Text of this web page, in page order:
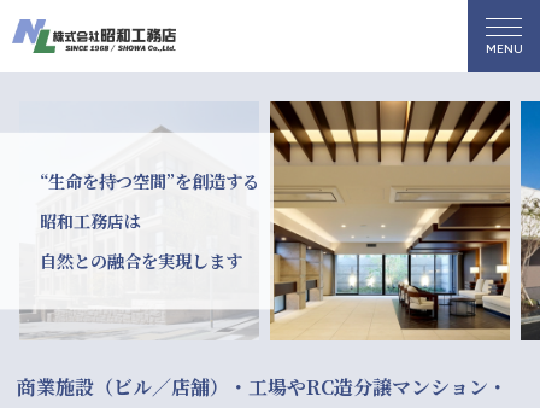
“生命を持つ空間”を創造する
昭和工務店は
自然との融合を実現します
商業施設（ビル／店舗）・工場やRC造分譲マンション・